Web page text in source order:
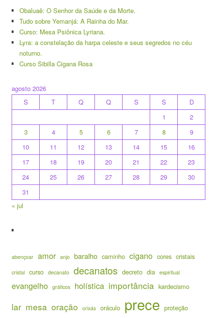
Obaluaê: O Senhor da Saúde e da Morte.
Tudo sobre Yemanjá: A Rainha do Mar.
Curso: Mesa Psiônica Lyriana.
Lyra: a constelação da harpa celeste e seus segredos no céu
noturno.
Curso Sibilla Cigana Rosa
agosto 2026
S
T Q Q S S
D
1
2
3
4 5 6 7 8
9
10
11 12 13 14 15
16
17
18 19 20 21 22
23
24
25 26 27 28 29
30
31
« jul
abençoar amor anjo baralho caminho cigano cores cristais
cristal curso decanato decanatos decreto dia espiritual
evangelho gráficos holística importância kardecismo
lar mesa oração orixás oráculo prece proteção